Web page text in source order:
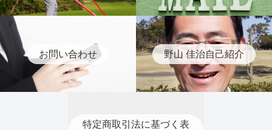
お問い合わせ 野山 佳治自己紹介
特定商取引法に基づく表